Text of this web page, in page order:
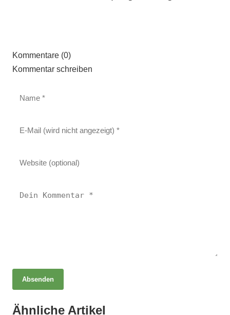
Kommentare (0)
Kommentar schreiben
Absenden
Ähnliche Artikel
06. Mai 2025
Heilen mit Licht Luft und Kräutern –